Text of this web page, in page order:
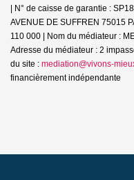
| N° de caisse de garantie :
AVENUE DE SUFFREN 75015
110 000 | Nom du médiateur :
Adresse du médiateur : 2
du site : mediation@vivons-
financièrement indépendante